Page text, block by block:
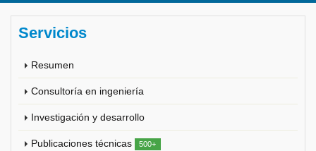
Servicios
Resumen
Consultoría en ingeniería
Investigación y desarrollo
Publicaciones técnicas 500+